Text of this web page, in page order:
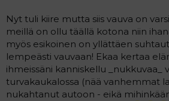
Nyt tuli kiire mutta siis vauva on
meillä on ollu täällä kotona niin
myös esikoinen on yllättäen
lempeästi vauvaan! Ekaa kertaa
ihmeissäni kanniskellu _nukkuvaa_
turvakaukalossa (nää vanhemmat
nukahtanut autoon - eikä